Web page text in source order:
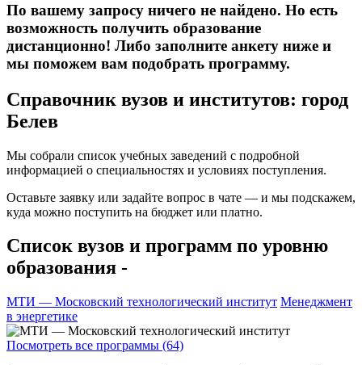
По вашему запросу ничего не найдено. Но есть
возможность получить образование
дистанционно! Либо заполните анкету ниже и
мы поможем вам подобрать программу.
Справочник вузов и институтов: город
Белев
Мы собрали список учебных заведений с подробной
информацией о специальностях и условиях поступления.
Оставьте заявку или задайте вопрос в чате — и мы подскажем,
куда можно поступить на бюджет или платно.
Список вузов и программ по уровню
образования -
МТИ — Московский технологический институт Менеджмент
в энергетике
Посмотреть все программы (64)